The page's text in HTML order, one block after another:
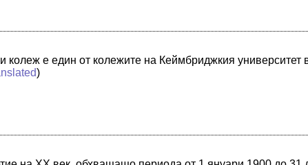
колеж е един от колежите на Кеймбриджкия
)